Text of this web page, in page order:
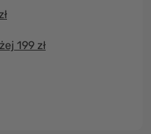
199 zł